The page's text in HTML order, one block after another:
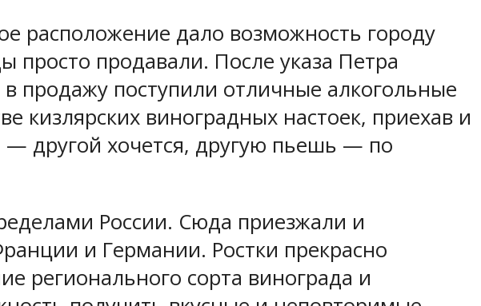
расположение дало возможность городу
продавали. После указа Петра
продажу поступили отличные алкогольные
кизлярских виноградных настоек, приехав и
— другой хочется, другую пьешь — по
России. Сюда приезжали и
и Германии. Ростки прекрасно
регионального сорта винограда и